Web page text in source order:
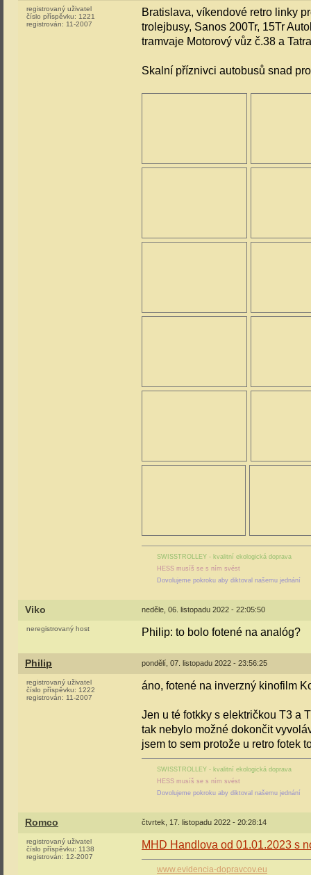
registrovaný uživatel
číslo příspěvku: 1221
registrován: 11-2007
Bratislava, víkendové retro linky
trolejbusy, Sanos 200Tr, 15Tr
tramvaje Motorový vůz č.38 a
Skalní příznivci autobusů snad
SWISSTROLLEY - kvalitní ekologická doprava
HESS musíš se s ním svést
Dovolujeme pokroku aby diktoval našemu jednání
Viko neděle, 06. listopadu 2022 - 22:05:50
neregistrovaný host Philip: to bolo fotené na analóg?
Philip pondělí, 07. listopadu 2022 - 23:56:25
registrovaný uživatel
číslo příspěvku: 1222
registrován: 11-2007
áno, fotené na inverzný kinofilm
Jen u té fotkky s električkou T3 a
tak nebylo možné dokončit
jsem to sem protože u retro fotek
SWISSTROLLEY - kvalitní ekologická doprava
HESS musíš se s ním svést
Dovolujeme pokroku aby diktoval našemu jednání
Romco čtvrtek, 17. listopadu 2022 - 20:28:14
registrovaný uživatel
číslo příspěvku: 1138
registrován: 12-2007
MHD Handlova od 01.01.2023 s
www.evidencia-dopravcov.eu